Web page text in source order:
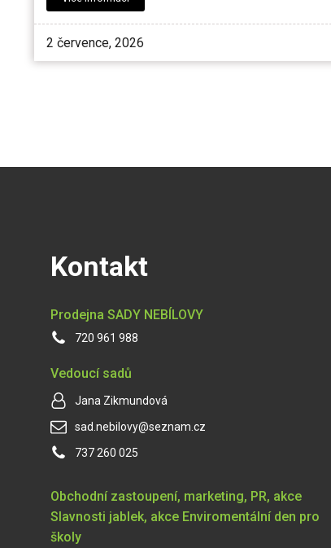
2 července, 2026
Kontakt
Prodejna SADY NEBÍLOVY
720 961 988
Vedoucí sadů
Jana Zikmundová
sad.nebilovy@seznam.cz
737 260 025
Obchodní zastoupení, marketing, PR, akce
Slavnosti jablek, akce Enviromentální den pro
školy